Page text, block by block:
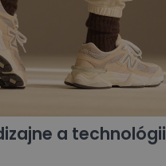
a technológii